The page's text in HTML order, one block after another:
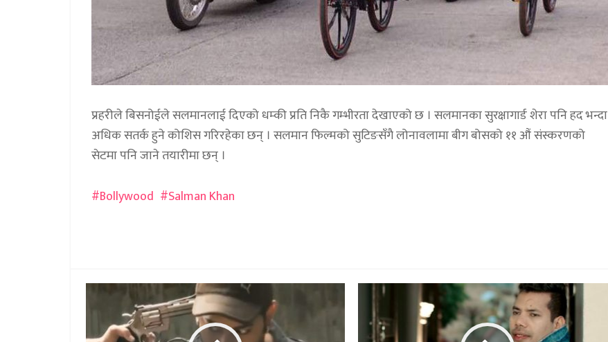
प्रहरीले बिसनोईले सलमानलाई दिएको धम्की प्रति निकै गम्भीरता देखाएको छ । सलमानका सुरक्षागार्ड शेरा पनि हद भन्दा
अधिक सतर्क हुने कोशिस गरिरहेका छन् । सलमान फिल्मको सुटिङसँगै लोनावलामा बीग बोसको ११ औं संस्करणको
सेटमा पनि जाने तयारीमा छन् ।
Bollywood
Salman Khan